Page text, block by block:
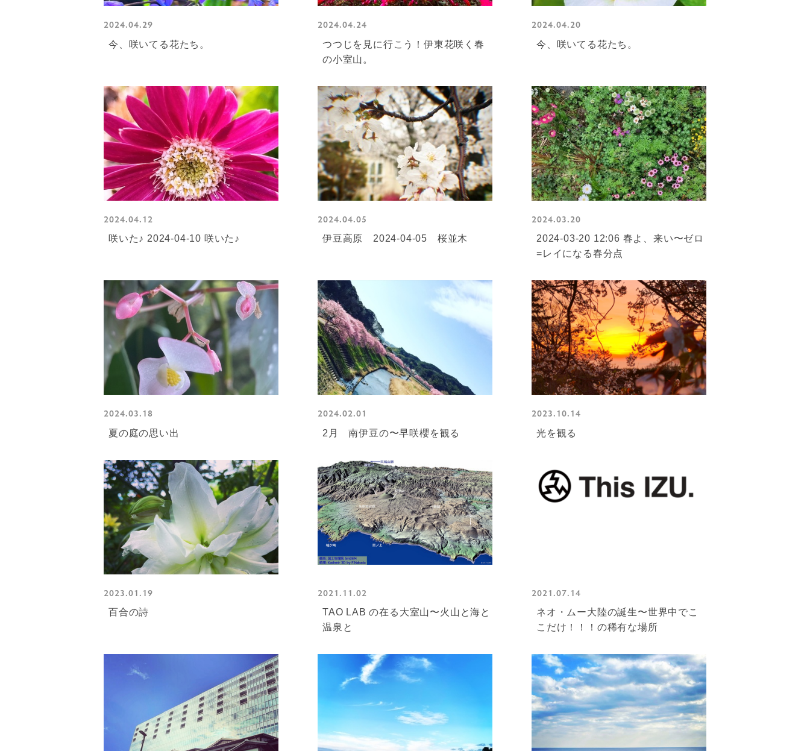
2024.04.29
今、咲いてる花たち。
2024.04.24
つつじを見に行こう！伊東花咲く春
の小室山。
2024.04.20
今、咲いてる花たち。
2024.04.12
咲いた♪ 2024-04-10 咲いた♪
2024.04.05
伊豆高原 2024-04-05 桜並木
2024.03.20
2024-03-20 12:06 春よ、来い〜ゼロ
=レイになる春分点
2024.03.18
夏の庭の思い出
2024.02.01
2月 南伊豆の〜早咲櫻を観る
2023.10.14
光を観る
2023.01.19
百合の詩
2021.11.02
TAO LAB の在る大室山〜火山と海と
温泉と
2021.07.14
ネオ・ムー大陸の誕生〜世界中でこ
こだけ！！！の稀有な場所